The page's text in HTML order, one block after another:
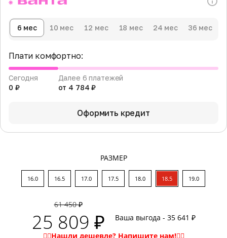
61 450 ₽
25 809 ₽ Ваша выгода - 35 641 ₽
6 мес 10 мес 12 мес 18 мес 24 мес 36 мес
Плати комфортно:
Сегодня
0 ₽
Далее 6 платежей
от 4 784 ₽
Оформить кредит
РАЗМЕР
16.0 16.5 17.0 17.5 18.0 18.5 19.0